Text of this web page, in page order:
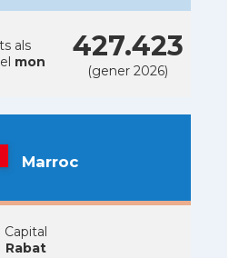
als
mon 427.423
(gener 2026)
Marroc
Capital
Rabat